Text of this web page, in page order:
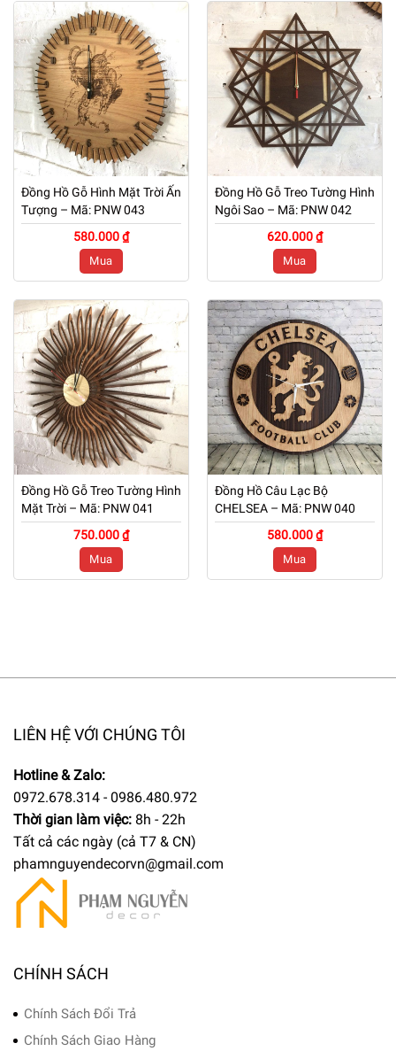
Đồng Hồ Gỗ Hình Mặt Trời Ấn
Tượng – Mã: PNW 043
580.000 ₫
Mua
Đồng Hồ Gỗ Treo Tường Hình
Ngôi Sao – Mã: PNW 042
620.000 ₫
Mua
Đồng Hồ Gỗ Treo Tường Hình
Mặt Trời – Mã: PNW 041
750.000 ₫
Mua
Đồng Hồ Câu Lạc Bộ
CHELSEA – Mã: PNW 040
580.000 ₫
Mua
LIÊN HỆ VỚI CHÚNG TÔI
Hotline & Zalo:
0972.678.314 - 0986.480.972
Thời gian làm việc: 8h - 22h
Tất cả các ngày (cả T7 & CN)
phamnguyendecorvn@gmail.com
CHÍNH SÁCH
Chính Sách Đổi Trả
Chính Sách Giao Hàng